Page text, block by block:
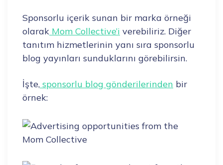
Sponsorlu içerik sunan bir marka örneği
olarak Mom Collective’i verebiliriz. Diğer
tanıtım hizmetlerinin yanı sıra sponsorlu
blog yayınları sunduklarını görebilirsin.
İşte, sponsorlu blog gönderilerinden bir
örnek: